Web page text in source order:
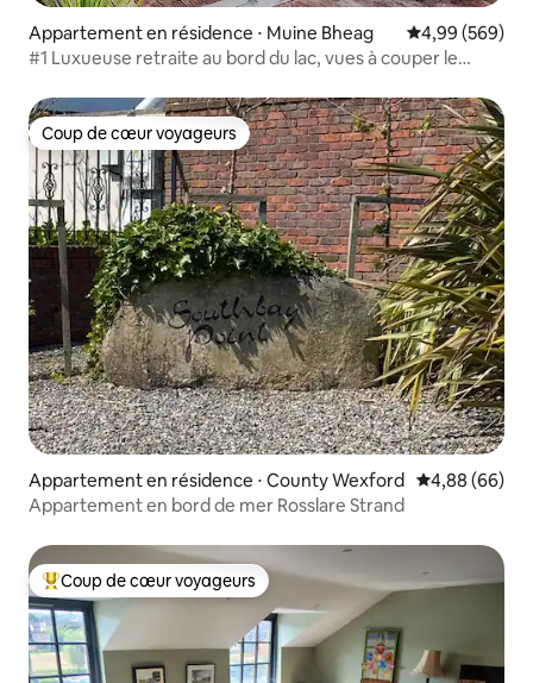
Appartement en résidence ⋅ Muine Bheag Évaluation
4,99 (569)
#1 Luxueuse retraite au bord du lac, vues à couper le
Coup de cœur voyageurs
Coup de cœur voyageurs
Appartement en résidence ⋅ County Wexford Évaluation
4,88 (66)
Appartement en bord de mer Rosslare Strand
Coups de cœur voyageurs les plus appréciés
Coup de cœur voyageurs